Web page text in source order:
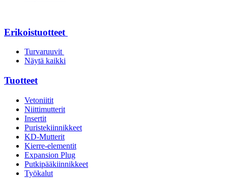
Erikoistuotteet
Turvaruuvit
Näytä kaikki
Tuotteet
Vetoniitit
Niittimutterit
Insertit
Puristekiinnikkeet
KD-Mutterit
Kierre-elementit
Expansion Plug
Putkipääkiinnikkeet
Työkalut